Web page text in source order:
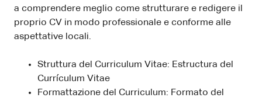
a comprendere meglio come strutturare e redigere il
proprio CV in modo professionale e conforme alle
aspettative locali.
Struttura del Curriculum Vitae: Estructura del
Currículum Vitae
Formattazione del Curriculum: Formato del